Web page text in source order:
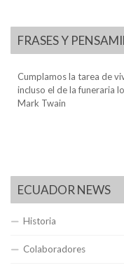
FRASES Y
Cumplamos la tarea de
incluso el de la funeraria
Mark Twain
ECUADOR NEWS
Historia
Colaboradores